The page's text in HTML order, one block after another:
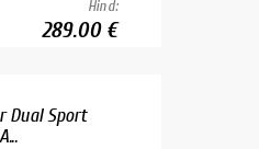
Hind:
289.00 €
Dual Sport